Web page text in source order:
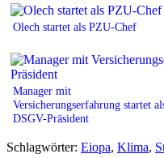
Olech startet als PZU-Chef
Manager mit
Versicherungserfahrung startet
DSGV-Präsident
Schlagwörter: Eiopa, Klima,